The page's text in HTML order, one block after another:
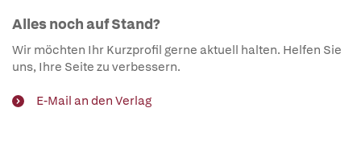
Alles noch auf Stand?
Wir möchten Ihr Kurzprofil gerne aktuell halten. Helfen Sie
uns, Ihre Seite zu verbessern.
E-Mail an den Verlag